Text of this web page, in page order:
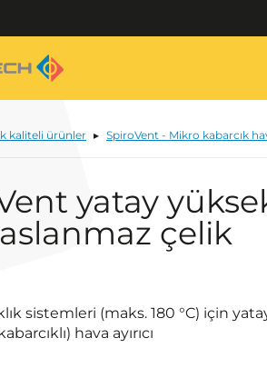
kaliteli ürünler SpiroVent - Mikro kabarcık
yatay
çelik
sistemleri (maks. 180 °C) için
hava ayırıcı